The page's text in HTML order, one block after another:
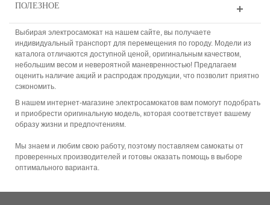
ПОЛЕЗНОЕ
Выбирая электросамокат на нашем сайте, вы получаете
индивидуальный транспорт для перемещения по городу. Модели из
каталога отличаются доступной ценой, оригинальным качеством,
небольшим весом и невероятной маневренностью! Предлагаем
оценить наличие акций и распродаж продукции, что позволит приятно
сэкономить.
В нашем интернет-магазине электросамокатов вам помогут подобрать
и приобрести оригинальную модель, которая соответствует вашему
образу жизни и предпочтениям.
Мы знаем и любим свою работу, поэтому поставляем самокаты от
проверенных производителей и готовы оказать помощь в выборе
оптимального варианта.